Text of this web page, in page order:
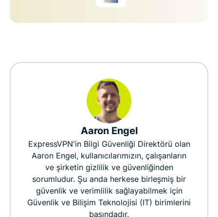
Aaron Engel
ExpressVPN'in Bilgi Güvenliği Direktörü olan
Aaron Engel, kullanıcılarımızın, çalışanların
ve şirketin gizlilik ve güvenliğinden
sorumludur. Şu anda herkese birleşmiş bir
güvenlik ve verimlilik sağlayabilmek için
Güvenlik ve Bilişim Teknolojisi (IT) birimlerini
başındadır.